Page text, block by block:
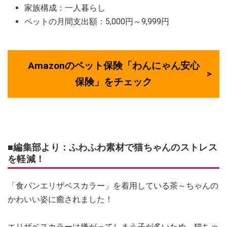
家族構成：一人暮らし
ペットの月間支出額：5,000円～9,999円
Amazonのペット保険「わんにゃん安心
保険」をチェック
■編集部より：ふわふわ素材で猫ちゃんのストレス
を軽減！
「食パンエリザベスカラー」を着用している茶～ちゃんの
かわいい姿に癒されました！